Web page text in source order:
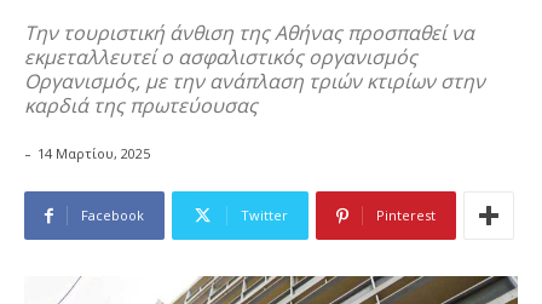
Την τουριστική άνθιση της Αθήνας προσπαθεί να
εκμεταλλευτεί ο ασφαλιστικός οργανισμός
Οργανισμός, με την ανάπλαση τριών κτιρίων στην
καρδιά της πρωτεύουσας
- 14 Μαρτίου, 2025
Facebook Twitter Pinterest